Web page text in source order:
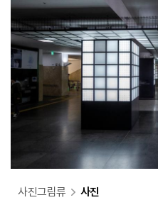
사진그림류 사진